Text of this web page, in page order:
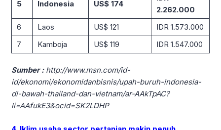
5 Indonesia US$ 174
2.262.000
6
Laos US$ 121
IDR 1.573.000
7
Kamboja US$ 119 IDR 1.547.000
Sumber :http://www.msn.com/id-
id/ekonomi/ekonomidanbisnis/upah-buruh-indonesia-
di-bawah-thailand-dan-vietnam/ar-AAkTpAC?
li=AAfukE3&ocid=SK2LDHP